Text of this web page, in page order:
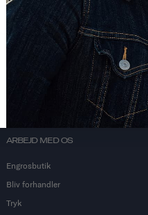
ARBEJD MED OS
Engrosbutik
Bliv forhandler
Tryk